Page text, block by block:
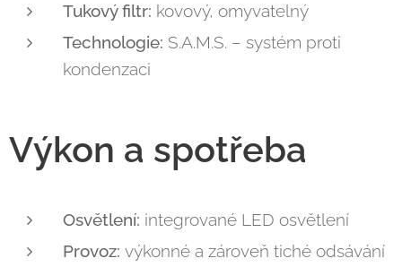
Tukový filtr: kovový, omyvatelný
Technologie: S.A.M.S. – systém proti
kondenzaci
Výkon a spotřeba
Osvětlení: integrované LED osvětlení
Provoz: výkonné a zároveň tiché odsávání